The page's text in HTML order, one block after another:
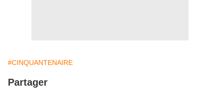
#CINQUANTENAIRE
Partager